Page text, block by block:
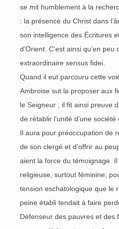
se mit humblement à la
: la présence du Christ dans
son intelligence des Écritures
d’Orient. C’est ainsi qu’en peu
extraordinaire sensus fidei.
Quand il eut parcouru cette
Ambroise sut la proposer aux
le Seigneur ; il fit ainsi preuve
de rétablir l’unité d’une
Il aura pour préoccupation de
de son clergé et d’offrir au
aient la force du témoignage.
religieuse, surtout féminine,
tension eschatologique que le
peine établi tendait à faire
Défenseur des pauvres et des